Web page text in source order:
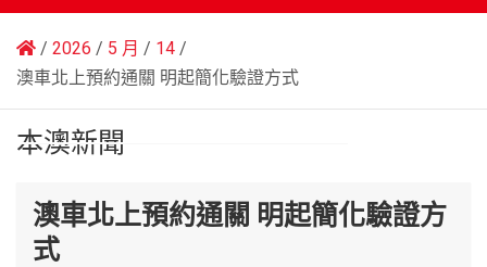
2026 5 月
14
澳車北上預約通關 明起簡化驗證方式
本澳新聞
澳車北上預約通關 明起簡化驗證方
式